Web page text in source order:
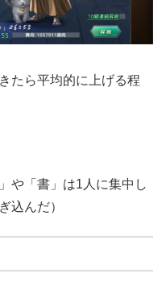
たら平均的に上げる程
や「書」は1人に集中し
込んだ）